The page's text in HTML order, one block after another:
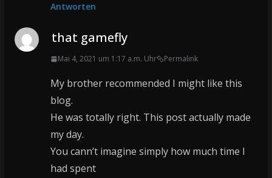
Antworten
that gamefly
Mai 4, 2021 um 1:17 a.m. Uhr Permalink
My brother recommended I might like this
blog.
He was totally right. This post actually made
my day.
You cann’t imagine simply how much time I
had spent